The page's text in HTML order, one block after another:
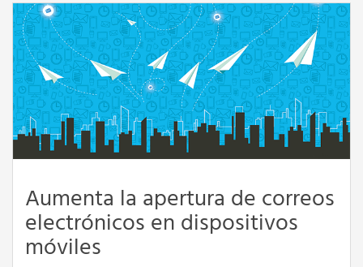
Aumenta la apertura de correos
electrónicos en dispositivos
móviles